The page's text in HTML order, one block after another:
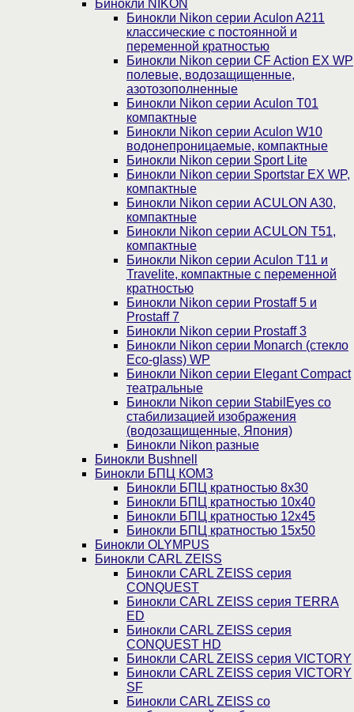
Бинокли NIKON
Бинокли Nikon серии Aculon A211
классические с постоянной и
переменной кратностью
Бинокли Nikon серии СF Action EX WP
полевые, водозащищенные,
азотозополненные
Бинокли Nikon серии Aculon T01
компактные
Бинокли Nikon серии Aculon W10
водонепроницаемые, компактные
Бинокли Nikon серии Sport Lite
Бинокли Nikon серии Sportstar EX WP,
компактные
Бинокли Nikon серии ACULON A30,
компактные
Бинокли Nikon серии ACULON Т51,
компактные
Бинокли Nikon серии Aculon T11 и
Travelite, компактные с переменной
кратностью
Бинокли Nikon серии Prostaff 5 и
Prostaff 7
Бинокли Nikon серии Prostaff 3
Бинокли Nikon серии Monarch (стекло
Eco-glass) WP
Бинокли Nikon серии Elegant Compact
театральные
Бинокли Nikon серии StabilEyes со
стабилизацией изображения
(водозащищенные, Япония)
Бинокли Nikon разные
Бинокли Bushnell
Бинокли БПЦ КОМЗ
Бинокли БПЦ кратностью 8х30
Бинокли БПЦ кратностью 10х40
Бинокли БПЦ кратностью 12х45
Бинокли БПЦ кратностью 15х50
Бинокли OLYMPUS
Бинокли CARL ZEISS
Бинокли CARL ZEISS серия
CONQUEST
Бинокли CARL ZEISS серия TERRA
ED
Бинокли CARL ZEISS серия
CONQUEST HD
Бинокли CARL ZEISS серия VICTORY
Бинокли CARL ZEISS серия VICTORY
SF
Бинокли CARL ZEISS со